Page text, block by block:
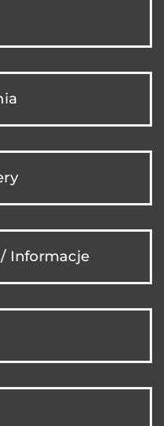
Informacje